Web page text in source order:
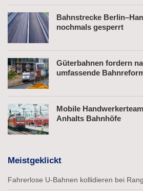
Bahnstrecke
nochmals gesperrt
Güterbahnen fordern
umfassende
Mobile
Anhalts Bahnhöfe
Meistgeklickt
Fahrerlose U-Bahnen kollidieren bei